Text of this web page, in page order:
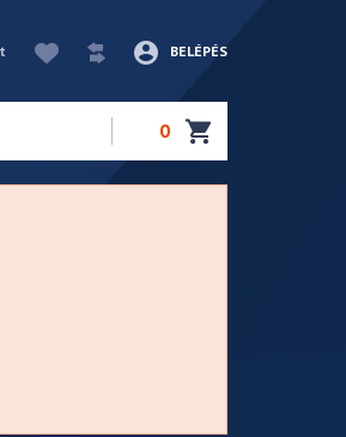
BELÉPÉS
0